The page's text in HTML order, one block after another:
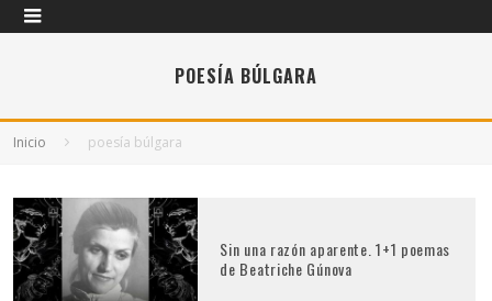
POESÍA BÚLGARA
Inicio poesía búlgara
Sin una razón aparente. 1+1 poemas
de Beatriche Gúnova